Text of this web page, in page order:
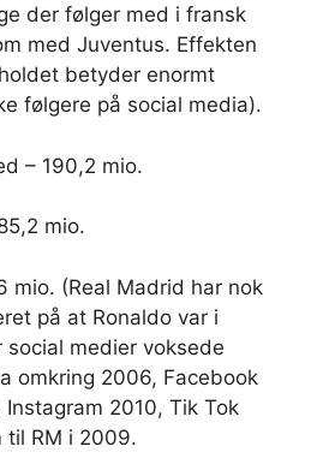
der følger med i fransk
med Juventus. Effekten
betyder enormt
følgere på social media).
– 190,2 mio.
mio.
mio. (Real Madrid har nok
på at Ronaldo var i
medier voksede
omkring 2006, Facebook
2010, Tik Tok
til RM i 2009.